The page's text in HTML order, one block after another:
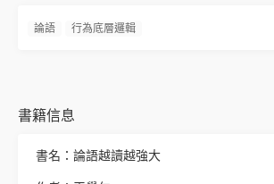
論語 行為底層邏輯
書籍信息
書名：論語越讀越強大